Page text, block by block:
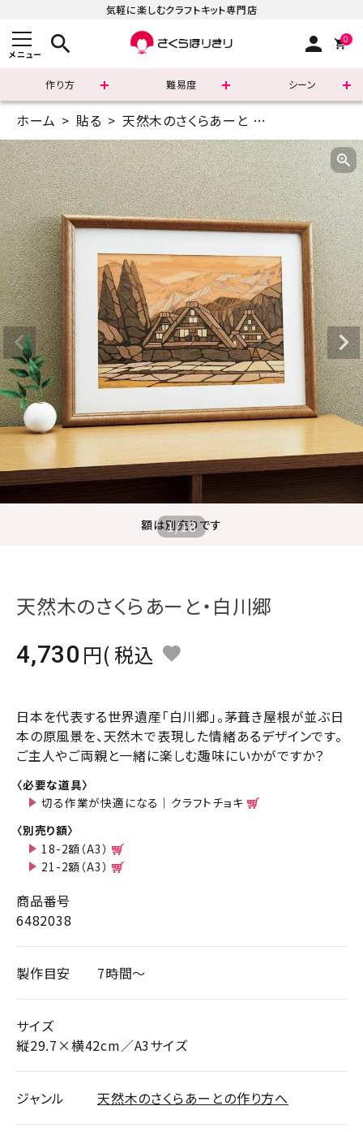
気軽に楽しむクラフトキット専門店
メニュー search person 0
作り方 難易度 シーン
まずはこちら
ショッピングガイド
よくあるご質問
すべての商品
新着商品
診断チャート
ジャンルで選ぶ
レビューを見る
コーポレートサイト
実店舗案内
ようこそ ゲスト 様
ホーム 貼る 天然木のさくらあーと
額は別売りです
1/18
天然木のさくらあーと・白川郷
4,730
税込
日本を代表する世界遺産「白川郷」。茅葺き屋根が並ぶ日
本の原風景を、天然木で表現した情緒あるデザインです。
ご主人やご両親と一緒に楽しむ趣味にいかがですか？
〈必要な道具〉
切る作業が快適になる｜クラフトチョキ
〈別売り額〉
18-2額（A3）
21-2額（A3）
商品番号
6482038
製作目安 7時間～
サイズ
縦29.7×横42cm／A3サイズ
ジャンル 天然木のさくらあーとの作り方へ